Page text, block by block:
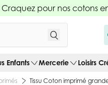
Craquez pour nos cotons
Enfants Mercerie Loisirs
Tissu Coton imprimé